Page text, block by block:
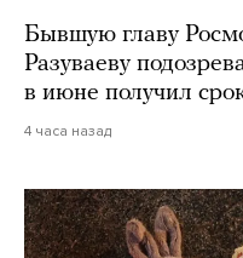
Бывшую главу
Разуваеву
в июне получил
4 часа назад